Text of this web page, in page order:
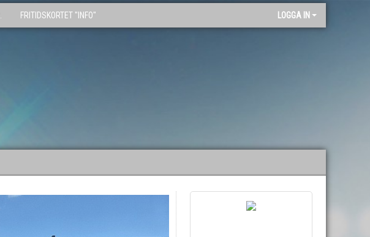
FRITIDSKORTET "INFO" LOGGA IN